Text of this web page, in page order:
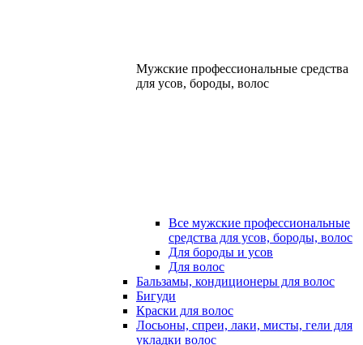
Мужские профессиональные средства
для усов, бороды, волос
Все мужские профессиональные
средства для усов, бороды, волос
Для бороды и усов
Для волос
Бальзамы, кондиционеры для волос
Бигуди
Краски для волос
Лосьоны, спреи, лаки, мисты, гели для
укладки волос